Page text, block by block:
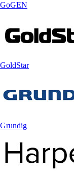
GoGEN
GoldStar
Grundig